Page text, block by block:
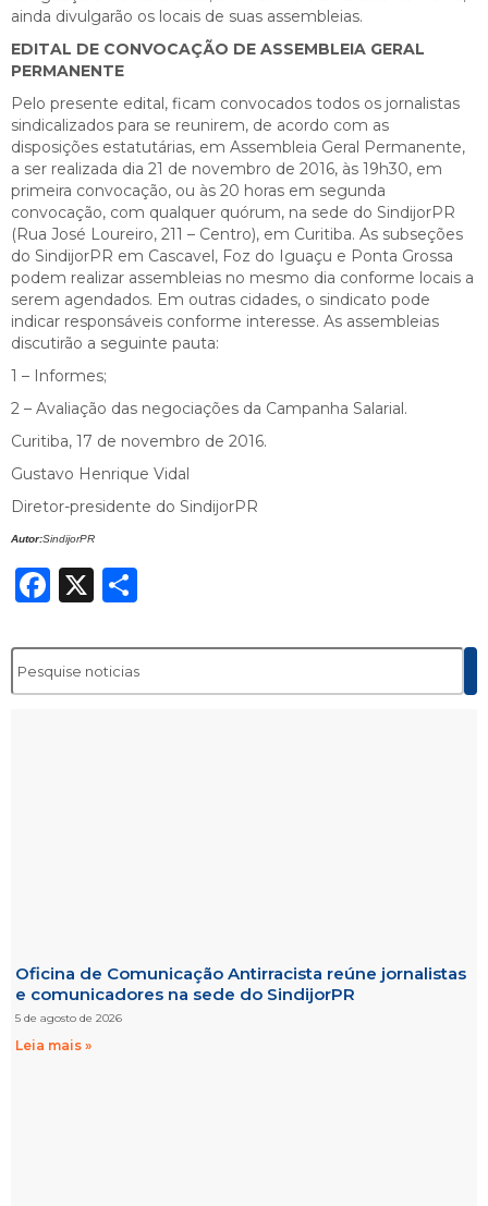
ainda divulgarão os locais de suas assembleias.
EDITAL DE CONVOCAÇÃO DE ASSEMBLEIA GERAL
PERMANENTE
Pelo presente edital, ficam convocados todos os jornalistas
sindicalizados para se reunirem, de acordo com as
disposições estatutárias, em Assembleia Geral Permanente,
a ser realizada dia 21 de novembro de 2016, às 19h30, em
primeira convocação, ou às 20 horas em segunda
convocação, com qualquer quórum, na sede do SindijorPR
(Rua José Loureiro, 211 – Centro), em Curitiba. As subseções
do SindijorPR em Cascavel, Foz do Iguaçu e Ponta Grossa
podem realizar assembleias no mesmo dia conforme locais a
serem agendados. Em outras cidades, o sindicato pode
indicar responsáveis conforme interesse. As assembleias
discutirão a seguinte pauta:
1 – Informes;
2 – Avaliação das negociações da Campanha Salarial.
Curitiba, 17 de novembro de 2016.
Gustavo Henrique Vidal
Diretor-presidente do SindijorPR
Autor:SindijorPR
Facebook
X
Oficina de Comunicação Antirracista reúne jornalistas
e comunicadores na sede do SindijorPR
5 de agosto de 2026
Leia mais »